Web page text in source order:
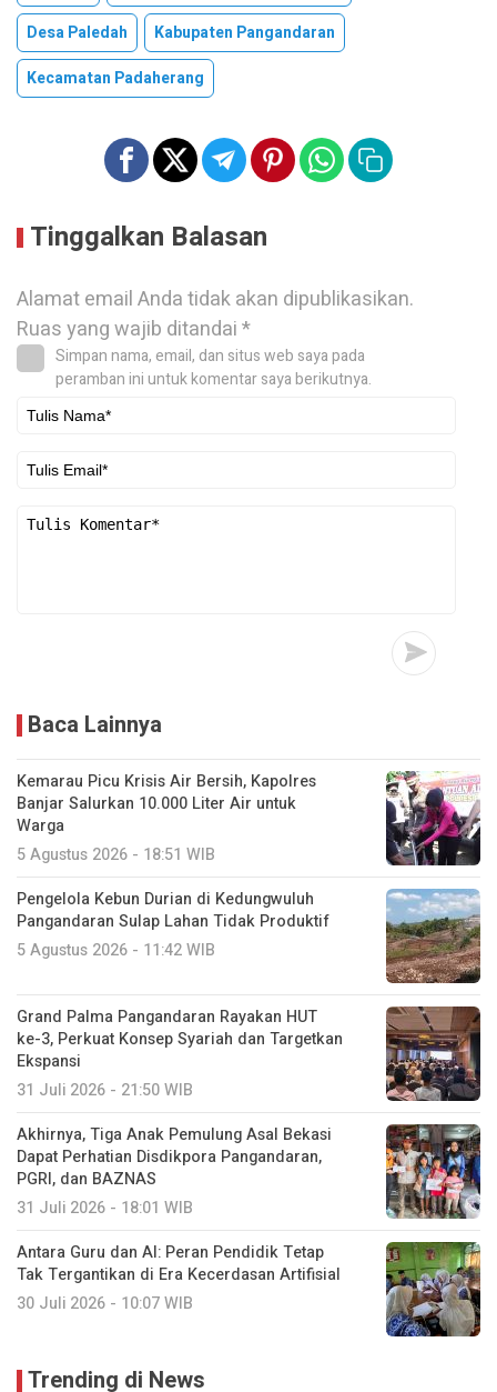
Desa Paledah
Kabupaten Pangandaran
Kecamatan Padaherang
Tinggalkan Balasan
Alamat email Anda tidak akan dipublikasikan.
Ruas yang wajib ditandai*
Simpan nama, email, dan situs web saya pada
peramban ini untuk komentar saya berikutnya.
Baca Lainnya
Kemarau Picu Krisis Air Bersih, Kapolres
Banjar Salurkan 10.000 Liter Air untuk
Warga
5 Agustus 2026 - 18:51 WIB
Pengelola Kebun Durian di Kedungwuluh
Pangandaran Sulap Lahan Tidak Produktif ‎
5 Agustus 2026 - 11:42 WIB
Grand Palma Pangandaran Rayakan HUT
ke-3, Perkuat Konsep Syariah dan Targetkan
Ekspansi
31 Juli 2026 - 21:50 WIB
Akhirnya, Tiga Anak Pemulung Asal Bekasi
Dapat Perhatian Disdikpora Pangandaran,
PGRI, dan BAZNAS
31 Juli 2026 - 18:01 WIB
Antara Guru dan AI: Peran Pendidik Tetap
Tak Tergantikan di Era Kecerdasan Artifisial
30 Juli 2026 - 10:07 WIB
Trending di News